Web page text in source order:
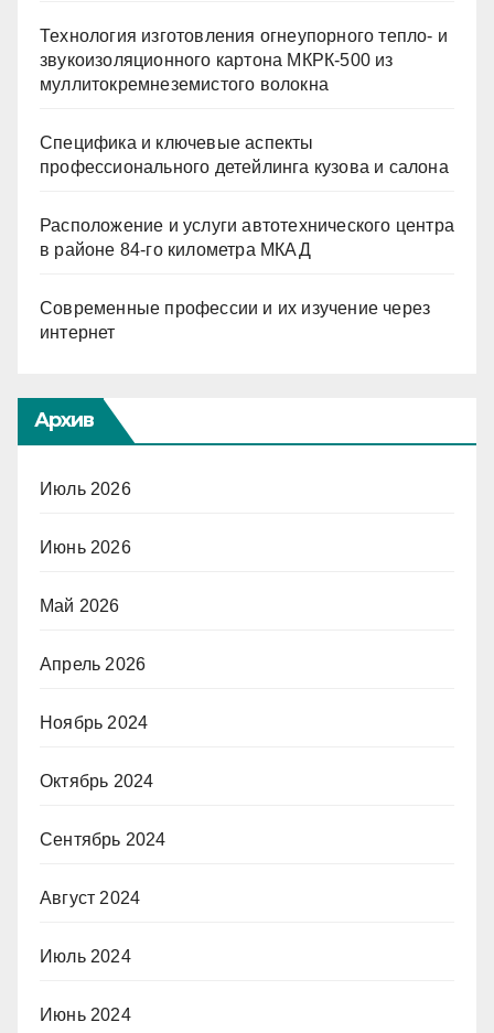
Технология изготовления огнеупорного тепло- и
звукоизоляционного картона МКРК-500 из
муллитокремнеземистого волокна
Специфика и ключевые аспекты
профессионального детейлинга кузова и салона
Расположение и услуги автотехнического центра
в районе 84-го километра МКАД
Современные профессии и их изучение через
интернет
Архив
Июль 2026
Июнь 2026
Май 2026
Апрель 2026
Ноябрь 2024
Октябрь 2024
Сентябрь 2024
Август 2024
Июль 2024
Июнь 2024